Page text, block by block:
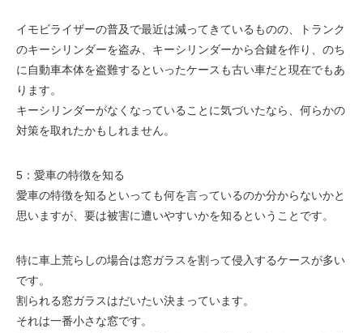
イモビライザーの普及で最近は減ってきているものの、トランク
のキーシリンダーを盗み、キーシリンダーから合鍵を作り、のち
に自動車本体を盗難するといったケースも古い車だと現在でもあ
ります。
キーシリンダーがなくなっていることに気づいたなら、何らかの
対策を取れたかもしれません。
5：愛車の特徴を知る
愛車の特徴を知るといっても何を言っているのか分からないかと
思いますが、要は被害に遭いやすいかを知るということです。
特に車上荒らしの場合は窓ガラスを割って侵入するケースが多い
です。
割られる窓ガラスはだいたい決まっています。
それは一番小さな窓です。